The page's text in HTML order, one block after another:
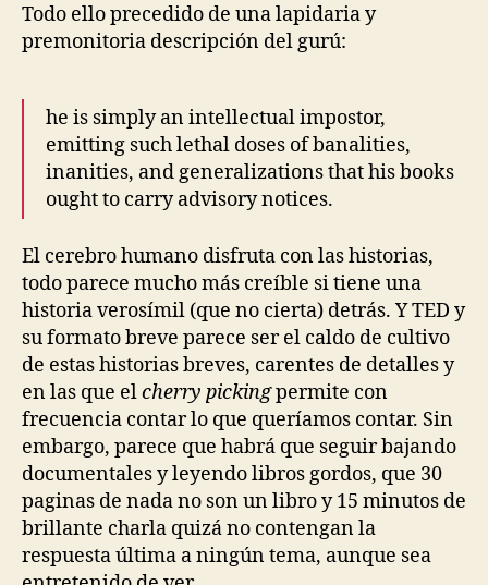
Todo ello precedido de una lapidaria y
premonitoria descripción del gurú:
he is simply an intellectual impostor,
emitting such lethal doses of banalities,
inanities, and generalizations that his books
ought to carry advisory notices.
El cerebro humano disfruta con las historias,
todo parece mucho más creíble si tiene una
historia verosímil (que no cierta) detrás. Y TED y
su formato breve parece ser el caldo de cultivo
de estas historias breves, carentes de detalles y
en las que elcherry pickingpermite con
frecuencia contar lo que queríamos contar. Sin
embargo, parece que habrá que seguir bajando
documentales y leyendo libros gordos, que 30
paginas de nada no son un libro y 15 minutos de
brillante charla quizá no contengan la
respuesta última a ningún tema, aunque sea